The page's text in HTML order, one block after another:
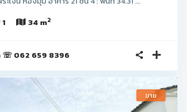
1 34 m2
☏ 062 659 8396
ขาย